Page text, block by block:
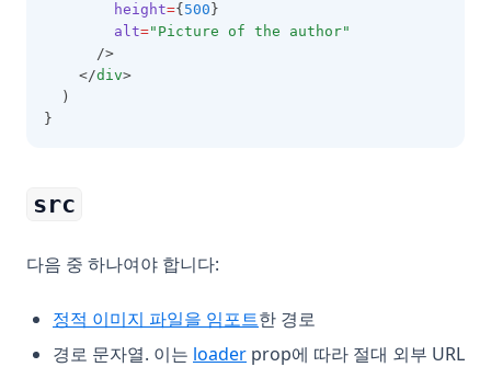
height={ 500 }
alt="Picture of the author"
      />
    </
div>
  )
}
src
다음 중 하나여야 합니다:
정적 이미지 파일을 임포트한 경로
경로 문자열. 이는 loader prop에 따라 절대 외부 URL